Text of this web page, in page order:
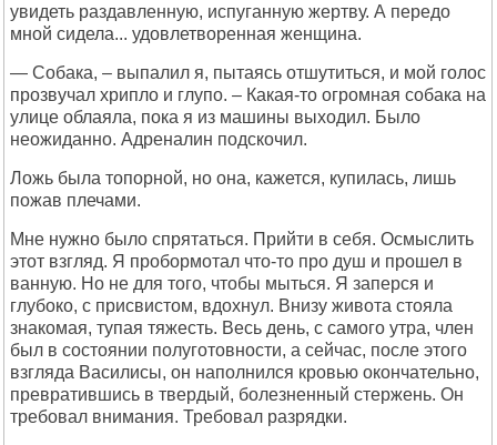
увидеть раздавленную, испуганную жертву. А передо
мной сидела... удовлетворенная женщина.
— Собака, – выпалил я, пытаясь отшутиться, и мой голос
прозвучал хрипло и глупо. – Какая-то огромная собака на
улице облаяла, пока я из машины выходил. Было
неожиданно. Адреналин подскочил.
Ложь была топорной, но она, кажется, купилась, лишь
пожав плечами.
Мне нужно было спрятаться. Прийти в себя. Осмыслить
этот взгляд. Я пробормотал что-то про душ и прошел в
ванную. Но не для того, чтобы мыться. Я заперся и
глубоко, с присвистом, вдохнул. Внизу живота стояла
знакомая, тупая тяжесть. Весь день, с самого утра, член
был в состоянии полуготовности, а сейчас, после этого
взгляда Василисы, он наполнился кровью окончательно,
превратившись в твердый, болезненный стержень. Он
требовал внимания. Требовал разрядки.